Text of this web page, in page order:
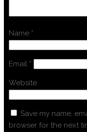
Name *
Email *
Website
Save my name,
browser for the next